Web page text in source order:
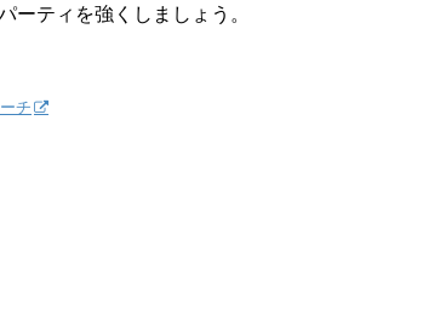
ーティを強くしましょう。
チ